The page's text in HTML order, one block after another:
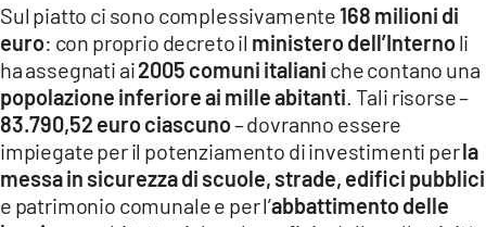
LaC
Network
LACPLAY.IT
LACTV.IT
LACONAIR.IT
LACITYMAG.IT
Sul piatto ci sono complessivamente 168 milioni di
euro: con proprio decreto il ministero dell’Internoli
ha assegnati ai2005 comuni italiani che contano una
popolazione inferiore ai mille abitanti . Tali risorse –
83.790,52 euro ciascuno– dovranno essere
impiegate per il potenziamento di investimenti perla
messa in sicurezza di scuole, strade, edifici pubblici
e patrimonio comunale e per l’abbattimento delle